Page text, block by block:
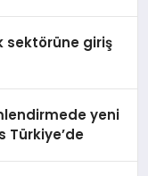
sektörüne giriş
yeni
Türkiye’de